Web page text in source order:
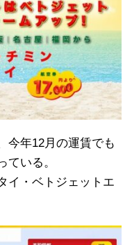
今年12月の運賃でも
ている。
イ・ベトジェットエ